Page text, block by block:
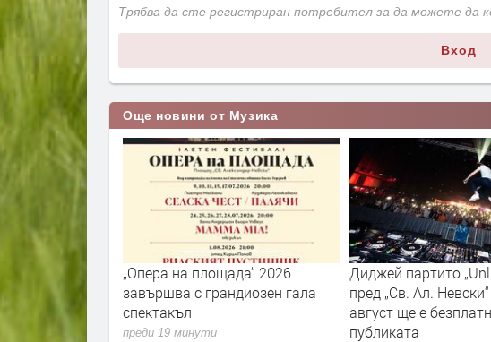
Трябва да сте регистриран потребител за да можете да
Вход
Още новини от Музика
България
„Опера на площада“ 2026
завършва с грандиозен гала
спектакъл
преди 19 минути
Диджей партито
пред „Св. Ал.
август ще е
публиката